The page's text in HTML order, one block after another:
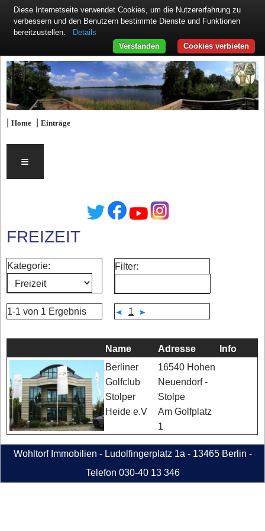
|Home |Einträge
≡
FREIZEIT
Kategorie: Filter:
1-1 von 1 Ergebnis 1
Name Adresse Info
Berliner
Golfclub
Stolper
Heide e.V
16540 Hohen
Neuendorf -
Stolpe
Am Golfplatz
1
Wohltorf Immobilien - Ludolfingerplatz 1a - 13465 Berlin -
Telefon 030-40 13 346
Diese Internetseite verwendet Cookies, um die Nutzererfahrung zu
verbessern und den Benutzern bestimmte Dienste und Funktionen
bereitzustellen.
Details
Cookies verbieten
Verstanden